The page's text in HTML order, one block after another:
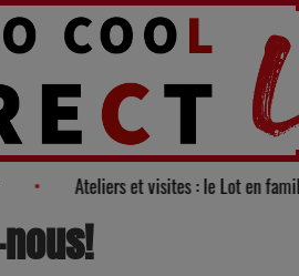
Ateliers et visites : le Lot en